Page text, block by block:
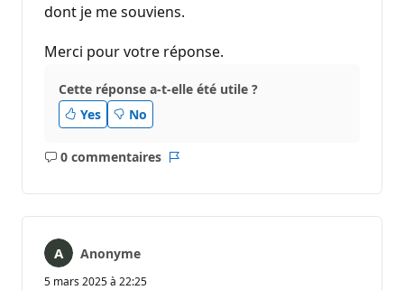
dont je me souviens.
Merci pour votre réponse.
Cette réponse a-t-elle été utile ?
Yes
No
0 commentaires
Aucun
Anonyme
5 mars 2025 à 22:25